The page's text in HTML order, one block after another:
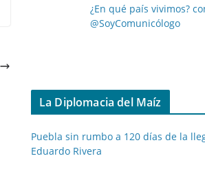
¿En qué país vivimos?
@SoyComunicólogo
La Diplomacia del Maíz
Puebla sin rumbo a 120 días de la
Eduardo Rivera